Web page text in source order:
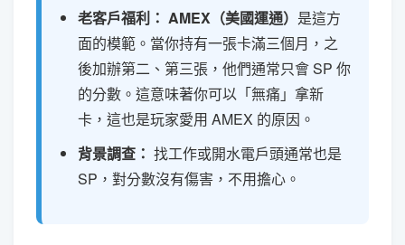
老客戶福利： AMEX（美國運通） 是這方
面的模範。當你持有一張卡滿三個月，之
後加辦第二、第三張，他們通常只會 SP 你
的分數。這意味著你可以「無痛」拿新
卡，這也是玩家愛用 AMEX 的原因。
背景調查： 找工作或開水電戶頭通常也是
SP，對分數沒有傷害，不用擔心。